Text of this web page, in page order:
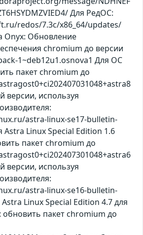
Для РедОС:
redos/7.3c/x86_64/updates/
Обновление
chromium до версии
1~deb12u1.osnova1 Для ОС
пакет chromium до
версии, используя
astra-linux-se17-bulletin-
Astra Linux Special Edition 1.6
пакет chromium до
версии, используя
astra-linux-se16-bulletin-
Linux Special Edition 4.7 для
обновить пакет chromium до